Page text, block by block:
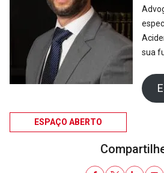
sua
ESPAÇO ABERTO